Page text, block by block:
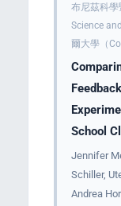
布尼茲科
Science
爾大學（
School
Jennifer
Schiller,
Andrea